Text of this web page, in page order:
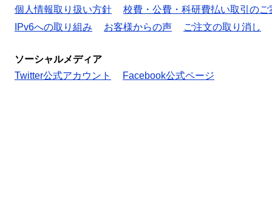
個人情報取り扱い方針
校費・公費・科研費払い取引のご
IPv6への取り組み
お客様からの声 ご注文の取り消し
ソーシャルメディア
Twitter公式アカウント
Facebook公式ページ